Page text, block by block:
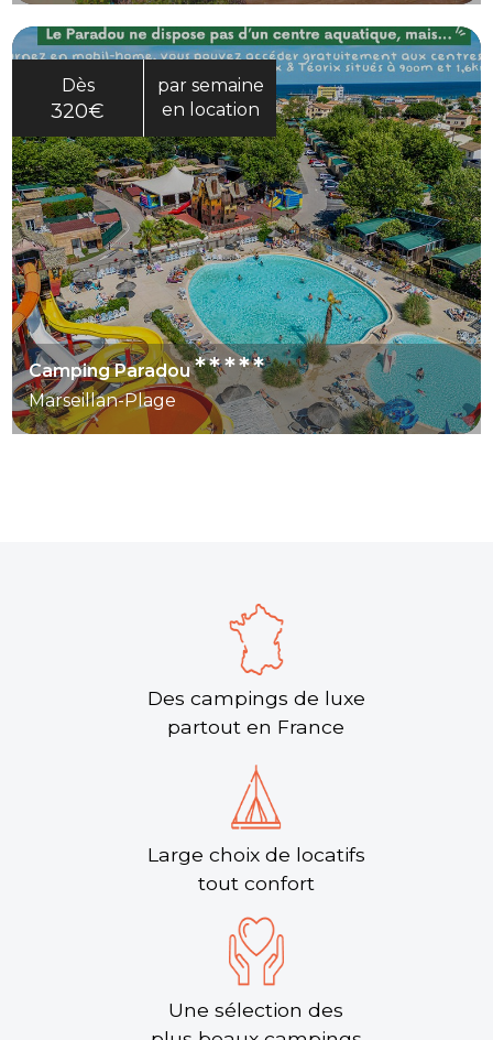
Dès
320€
par semaine
en location
Camping Paradou*****
Marseillan-Plage
Des campings de luxe
partout en France
Large choix de locatifs
tout confort
Une sélection des